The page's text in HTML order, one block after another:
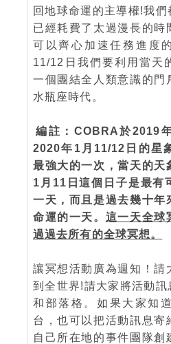
回地球命運的主導權!我
已經耗費了太過漫長的時
可以齊心加速任務進度
11/12日我們要利用當天
一個團結全人類意識的門
水瓶座時代。
編註：COBRA於2019
2020年1月11/12日的星
最強大的一次，當天的天
1月11日這個日子是最有
一天，而且是過去幾十年
命運的一天。 這一天全球
過過去所有的全球冥想。
讓冥想活動廣為週知！請
到全世界!請大家將活動
和部落格。如果大家知
台，也可以把活動訊息寄
自己所在地的事件團隊創